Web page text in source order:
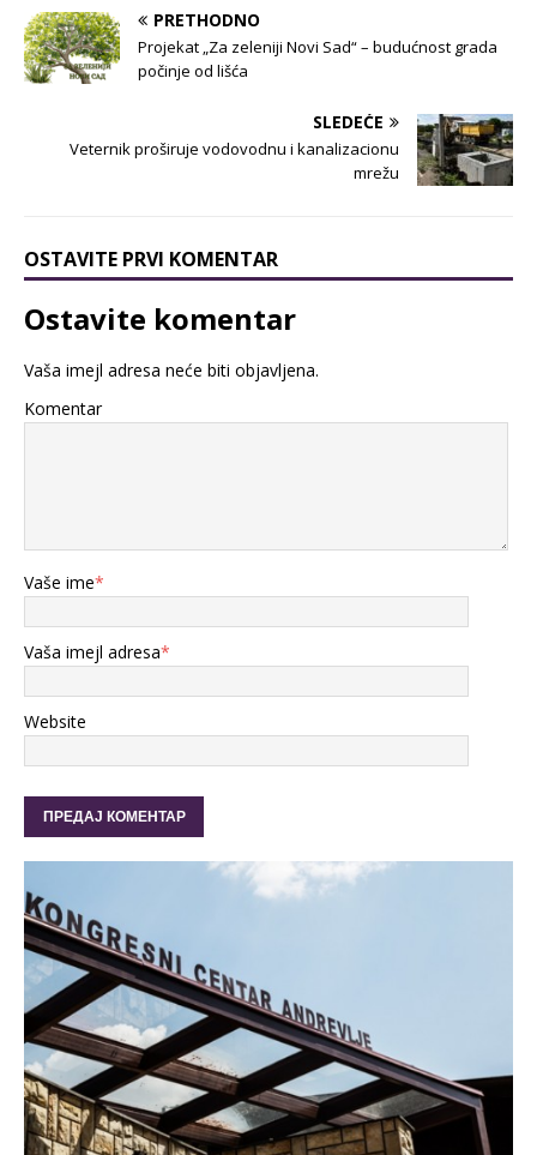
PRETHODNO
Projekat „Za zeleniji Novi Sad“ – budućnost grada
počinje od lišća
SLEDEĆE
Veternik proširuje vodovodnu i kanalizacionu
mrežu
OSTAVITE PRVI KOMENTAR
Ostavite komentar
Vaša imejl adresa neće biti objavljena.
Komentar
Vaše ime*
Vaša imejl adresa*
Website